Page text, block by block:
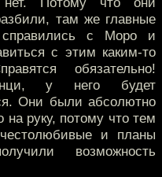
там же главные
с Моро и
с этим каким-то
обязательно!
у него будет
Они были абсолютно
руку, потому что тем
и планы
возможность